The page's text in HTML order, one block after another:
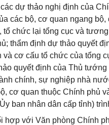
dự thảo nghị định của
các bộ, cơ quan ngang
tổ chức lại tổng cục và
thẩm định dự thảo quyết
và cơ cấu tổ chức của tổng
quyết định của Thủ
chính, sự nghiệp nhà
cơ quan thuộc Chính phủ
ban nhân dân cấp tỉnh)
hợp với Văn phòng Chính